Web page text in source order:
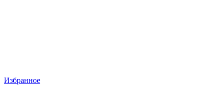
Избранное